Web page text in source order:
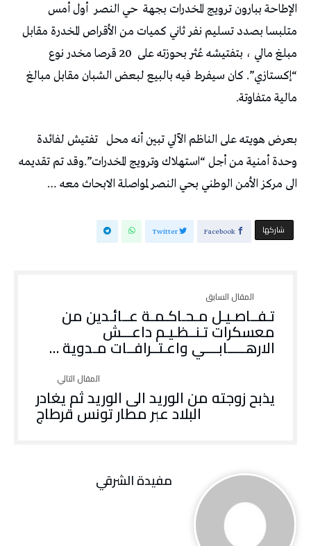
الإطاحة ببارون ترويج المخدرات بجهة حي النصر أول أمس
متلبسا بصدد تسليم نفر ثاني كميات من الأقراص المخدرة مقابل
مبلغ مالي ، بتفتيشه عُثر بحوزته على
20 قرصا مخدر نوع
“إكستازي”. كان سيفرط فيه بالبيع لبعض الشبان مقابل مبالغ
مالية متفاوتة.
بعرض هويته على الناظم الآلي تبين أنه محل تفتيش لفائدة
وحدة أمنية من أجل “استهلاك وترويج المخدرات”.وقد تم تقديمه
الى مركز الأمن الوطني بحي النصر لمواصلة الابحاث معه …
‫‫ شاركها‬ Facebook
Twitter
تـفــاصـيـل مـحـاكـمـة عــائـدين من
معسكرات تـنــظـيـم داعـــش
الارهـــــابــــي واعـتــرافــات مـدوية …
يذبح زوجته من الوريد الى الوريد ثم يغادر
البلاد عبر مطار تونس قرطاج
مفيدة الشرقي